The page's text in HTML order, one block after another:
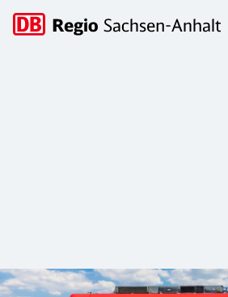
Hauptnavigation
DB Regio Sachsen-